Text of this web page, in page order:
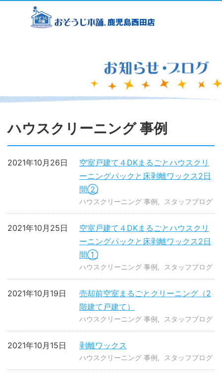
ハウスクリーニング 事例
空室戸建て４DKまるごとハウスクリ
ーニングパックと床剥離ワックス2日
間②
2021年10月26日
ハウスクリーニング 事例 スタッフブログ
空室戸建て４DKまるごとハウスクリ
ーニングパックと床剥離ワックス2日
間①
2021年10月25日
ハウスクリーニング 事例 スタッフブログ
売却前空室まるごとクリーニング（2
階建て戸建て）
2021年10月19日
ハウスクリーニング 事例 スタッフブログ
剥離ワックス
2021年10月15日
ハウスクリーニング 事例 スタッフブログ